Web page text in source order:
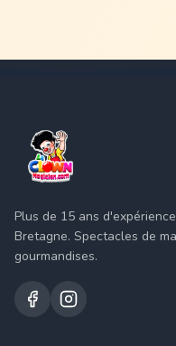
Plus de 15 ans
Bretagne. Spectacles de
gourmandises.